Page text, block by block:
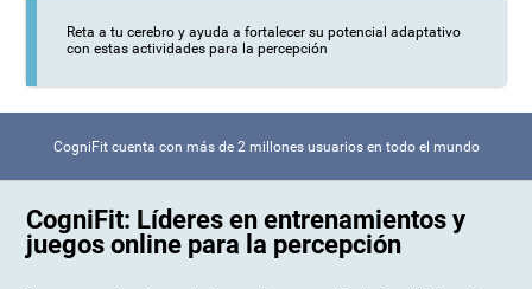
Reta a tu cerebro y ayuda a fortalecer su potencial adaptativo
con estas actividades para la percepción
CogniFit cuenta con más de 2 millones usuarios en todo el mundo
CogniFit: Líderes en entrenamientos y
juegos online para la percepción